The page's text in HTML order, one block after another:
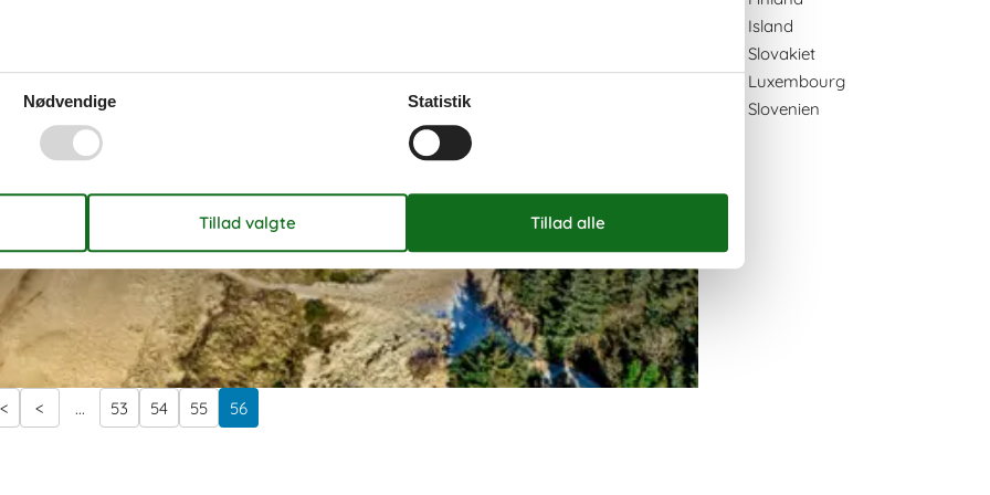
< ... 53 54 55 56
Island
Slovakiet
Luxembourg
Slovenien
Nødvendige Statistik